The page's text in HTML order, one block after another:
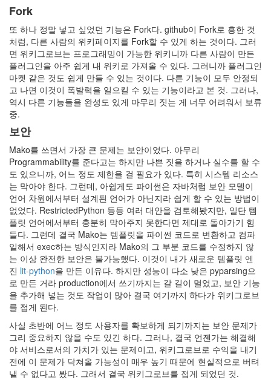
Fork
또 하나 정말 넣고 싶었던 기능은 Fork다. github이 Fork로 흥한 것
처럼, 다른 사람의 위키페이지를 Fork할 수 있게 하는 것이다. 그러
면 위키그로브는 프로그래밍이 가능한 위키니까 다른 사람이 만든
플러그인을 아주 쉽게 내 위키로 가져올 수 있다. 그러니까 플러그인
마켓 같은 것도 쉽게 만들 수 있는 것이다. 다른 기능이 모두 안정되
고 나면 이것이 폭발력을 일으킬 수 있는 기능이라고 본 것. 그러나,
역시 다른 기능들을 완성도 있게 마무리 짓는 게 너무 어려워서 보류
중.
보안
Mako를 쓰면서 가장 큰 문제는 보안이었다. 아무리
Programmability를 준다고는 하지만 나쁜 짓을 하거나 실수를 할 수
도 있으니까, 어느 정도 제한을 걸 필요가 있다. 특히 시스템 리소스
는 막아야 한다. 그런데, 아쉽게도 파이썬은 자바처럼 보안 모델이
언어 차원에서부터 설계된 언어가 아닌지라 쉽게 할 수 있는 방법이
없었다. RestrictedPython 등등 여러 대안을 검토해봤지만, 일단 템
플릿 언어에서부터 충분히 막아주지 못한다면 제대로 돌아가기 힘
들다. 그런데 결국 Mako는 템플릿을 파이썬 코드로 변환하고 컴파
일해서 exec하는 방식인지라 Mako의 그 부분 코드를 수정하지 않
는 이상 완전한 보안은 불가능했다. 이것이 내가 새로운 템플릿 엔
진 lit-python을 만든 이유다. 하지만 성능이 다소 낮은 pyparsing으
로 만든 거라 production에서 쓰기까지는 갈 길이 멀었고, 보안 기능
을 추가해 넣는 것도 작업이 많아 결국 여기까지 하다가 위키그로브
를 접게 된다.
사실 초반에 어느 정도 사용자를 확보하게 되기까지는 보안 문제가
그리 중요하지 않을 수도 있긴 하다. 그러나, 결국 언젠가는 해결해
야 서비스로서의 가치가 있는 문제이고, 위키그로브로 수익을 내기
전에 이 문제가 닥쳐올 가능성이 매우 높기 때문에 현실적으로 버텨
낼 수 없다고 봤다. 그래서 결국 위키그로브를 접게 되었던 것.